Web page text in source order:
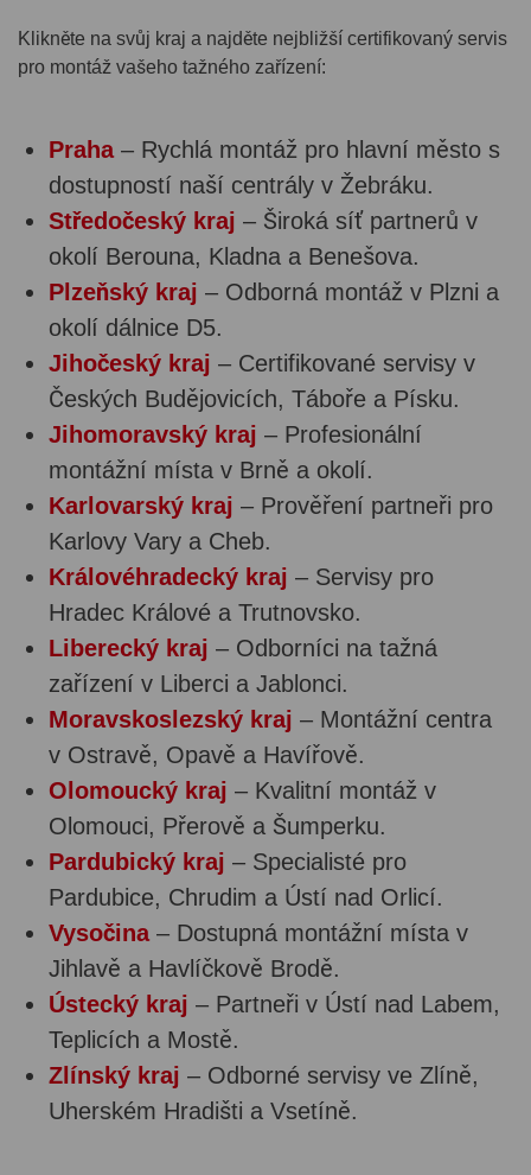
Klikněte na svůj kraj a najděte nejbližší certifikovaný servis
pro montáž vašeho tažného zařízení:
Praha– Rychlá montáž pro hlavní město s
dostupností naší centrály v Žebráku.
Středočeský kraj – Široká síť partnerů v
okolí Berouna, Kladna a Benešova.
Plzeňský kraj – Odborná montáž v Plzni a
okolí dálnice D5.
Jihočeský kraj – Certifikované servisy v
Českých Budějovicích, Táboře a Písku.
Jihomoravský kraj – Profesionální
montážní místa v Brně a okolí.
Karlovarský kraj – Prověření partneři pro
Karlovy Vary a Cheb.
Královéhradecký kraj – Servisy pro
Hradec Králové a Trutnovsko.
Liberecký kraj – Odborníci na tažná
zařízení v Liberci a Jablonci.
Moravskoslezský kraj – Montážní centra
v Ostravě, Opavě a Havířově.
Olomoucký kraj – Kvalitní montáž v
Olomouci, Přerově a Šumperku.
Pardubický kraj – Specialisté pro
Pardubice, Chrudim a Ústí nad Orlicí.
Vysočina– Dostupná montážní místa v
Jihlavě a Havlíčkově Brodě.
Ústecký kraj – Partneři v Ústí nad Labem,
Teplicích a Mostě.
Zlínský kraj – Odborné servisy ve Zlíně,
Uherském Hradišti a Vsetíně.